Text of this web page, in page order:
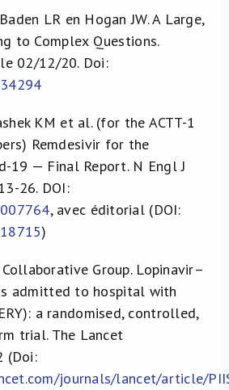
LR en Hogan JW. A Large,
to Complex Questions.
02/12/20. Doi:
KM et al. (for the ACTT-1
Remdesivir for the
19 — Final Report. N Engl J
26. DOI:
, avec éditorial (DOI:
)
Collaborative Group. Lopinavir–
admitted to hospital with
a randomised, controlled,
trial. The Lancet
(Doi:
journals/lancet/article/